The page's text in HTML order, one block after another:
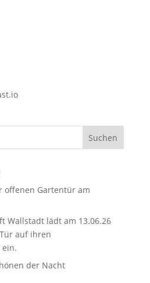
offenen Gartentür am
Wallstadt lädt am 13.06.26
auf ihren
ein.
der Nacht